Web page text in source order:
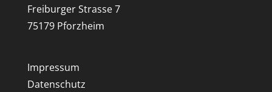
Freiburger Strasse 7
75179 Pforzheim
Impressum
Datenschutz